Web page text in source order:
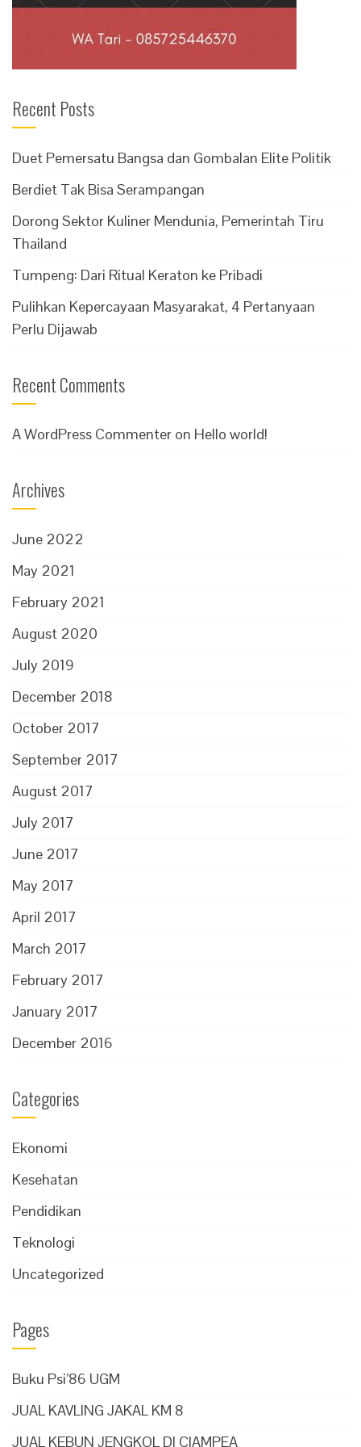
Recent Posts
Duet Pemersatu Bangsa dan Gombalan Elite Politik
Berdiet Tak Bisa Serampangan
Dorong Sektor Kuliner Mendunia, Pemerintah Tiru
Thailand
Tumpeng: Dari Ritual Keraton ke Pribadi
Pulihkan Kepercayaan Masyarakat, 4 Pertanyaan
Perlu Dijawab
Recent Comments
A WordPress Commenter on Hello world!
Archives
June 2022
May 2021
February 2021
August 2020
July 2019
December 2018
October 2017
September 2017
August 2017
July 2017
June 2017
May 2017
April 2017
March 2017
February 2017
January 2017
December 2016
Categories
Ekonomi
Kesehatan
Pendidikan
Teknologi
Uncategorized
Pages
Buku Psi’86 UGM
JUAL KAVLING JAKAL KM 8
JUAL KEBUN JENGKOL DI CIAMPEA